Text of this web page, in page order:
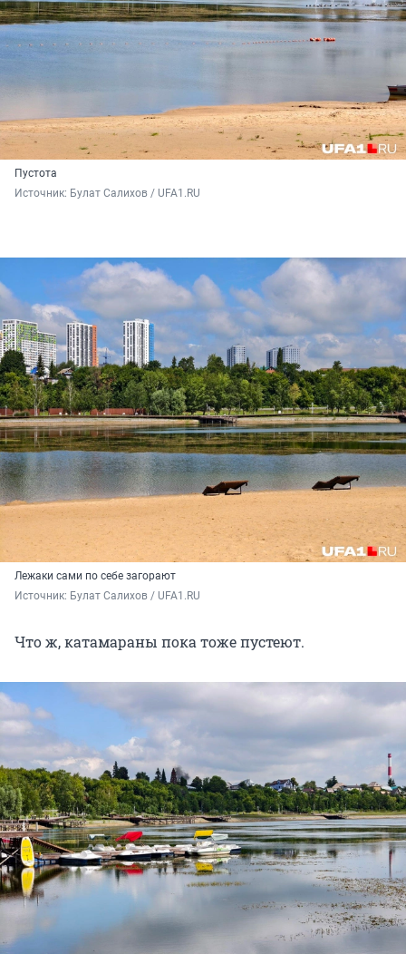
Пустота
Источник: Булат Салихов / UFA1.RU
Лежаки сами по себе загорают
Источник: Булат Салихов / UFA1.RU
Что ж, катамараны пока тоже пустеют.